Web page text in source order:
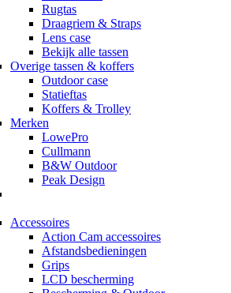
Rugtas
Draagriem & Straps
Lens case
Bekijk alle tassen
Overige tassen & koffers
Outdoor case
Statieftas
Koffers & Trolley
Merken
LowePro
Cullmann
B&W Outdoor
Peak Design
Accessoires
Action Cam accessoires
Afstandsbedieningen
Grips
LCD bescherming